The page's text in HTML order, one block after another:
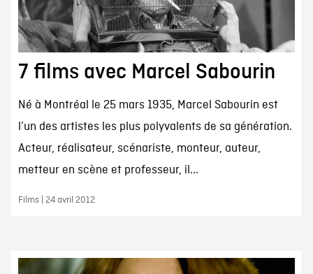
7 films avec Marcel Sabourin
Né à Montréal le 25 mars 1935, Marcel Sabourin est
l’un des artistes les plus polyvalents de sa génération.
Acteur, réalisateur, scénariste, monteur, auteur,
metteur en scène et professeur, il...
Films | 24 avril 2012